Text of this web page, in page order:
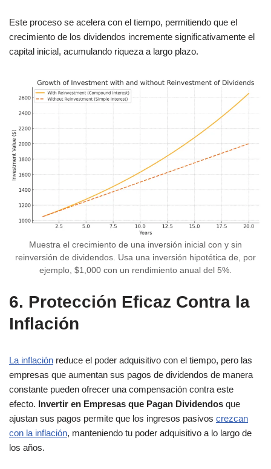
Este proceso se acelera con el tiempo, permitiendo que el
crecimiento de los dividendos incremente significativamente el
capital inicial, acumulando riqueza a largo plazo.
Muestra el crecimiento de una inversión inicial con y sin
reinversión de dividendos. Usa una inversión hipotética de, por
ejemplo, $1,000 con un rendimiento anual del 5%.
6. Protección Eficaz Contra la
Inflación
La inflación reduce el poder adquisitivo con el tiempo, pero las
empresas que aumentan sus pagos de dividendos de manera
constante pueden ofrecer una compensación contra este
efecto. Invertir en Empresas que Pagan Dividendos que
ajustan sus pagos permite que los ingresos pasivos crezcan
con la inflación, manteniendo tu poder adquisitivo a lo largo de
los años.